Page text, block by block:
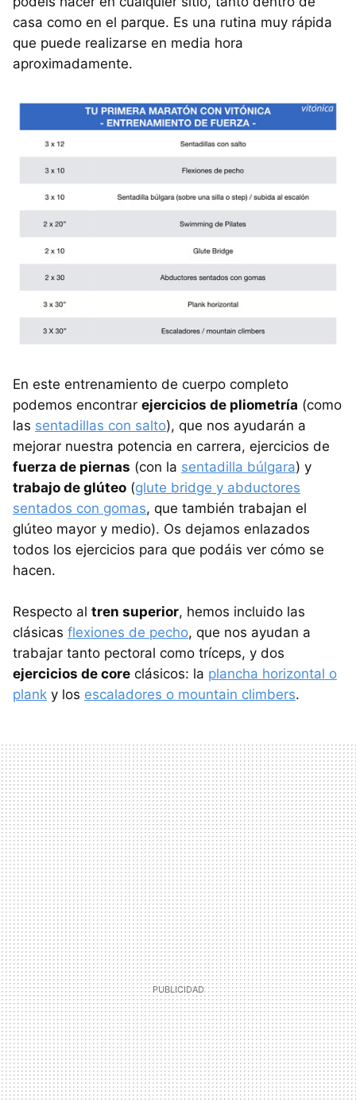
casa como en el parque. Es una rutina muy rápida
que puede realizarse en media hora
aproximadamente.
En este entrenamiento de cuerpo completo
podemos encontrar ejercicios de pliometría (como
las sentadillas con salto), que nos ayudarán a
mejorar nuestra potencia en carrera, ejercicios de
fuerza de piernas (con la sentadilla búlgara) y
trabajo de glúteo (glute bridge y abductores
sentados con gomas, que también trabajan el
glúteo mayor y medio). Os dejamos enlazados
todos los ejercicios para que podáis ver cómo se
hacen.
Respecto al tren superior, hemos incluido las
clásicas flexiones de pecho, que nos ayudan a
trabajar tanto pectoral como tríceps, y dos
ejercicios de core clásicos: la plancha horizontal o
plank y los escaladores o mountain climbers.